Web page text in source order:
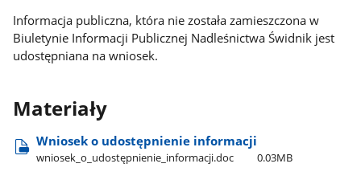
Informacja publiczna, która nie została zamieszczona w
Biuletynie Informacji Publicznej Nadleśnictwa Świdnik jest
udostępniana na wniosek.
Materiały
Wniosek o udostępnienie informacji
wniosek​_o​_udostępnienie​_informacji.doc 0.03MB